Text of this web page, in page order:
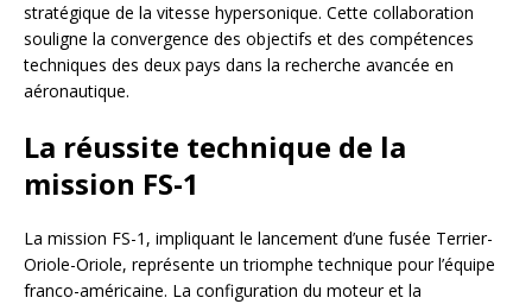
stratégique de la vitesse hypersonique. Cette collaboration
souligne la convergence des objectifs et des compétences
techniques des deux pays dans la recherche avancée en
aéronautique.
La réussite technique de la
mission FS-1
La mission FS-1, impliquant le lancement d’une fusée Terrier-
Oriole-Oriole, représente un triomphe technique pour l’équipe
franco-américaine. La configuration du moteur et la